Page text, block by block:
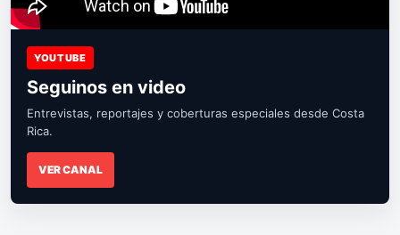
YOUTUBE
Seguinos en video
Entrevistas, reportajes y coberturas especiales desde Costa
Rica.
VER CANAL